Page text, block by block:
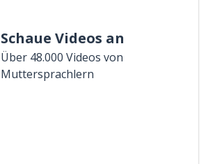
Schaue Videos an
Über 48.000 Videos von
Muttersprachlern